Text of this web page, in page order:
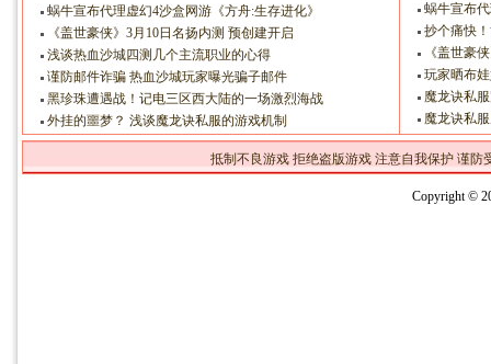
蜗牛宣布代理虚幻4沙盒网游《方舟:生存进化》
《盖世豪侠》3月10日名扬内测 预创建开启
浅谈热血沙城四测几个主流职业的心得
谨防邮件诈骗 热血沙城玩家曝光骗子邮件
黑珍珠遭遇战！记电三区西大陆的一场激烈海战
外挂的噩梦？ 浅谈魔龙诀私服的游戏机制
蜗牛宣布
抄个痛快
《盖世豪
玩家晒布
魔龙诀私
魔龙诀私
抵制不良游戏 拒绝盗版游戏 注意自我保护 谨
Copyright ©